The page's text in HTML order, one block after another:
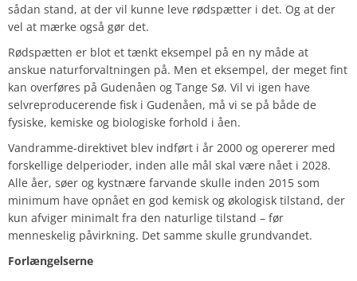
sådan stand, at der vil kunne leve rødspætter i det. Og at der
vel at mærke også gør det.
Rødspætten er blot et tænkt eksempel på en ny måde at
anskue naturforvaltningen på. Men et eksempel, der meget fint
kan overføres på Gudenåen og Tange Sø. Vil vi igen have
selvreproducerende fisk i Gudenåen, må vi se på både de
fysiske, kemiske og biologiske forhold i åen.
Vandramme-direktivet blev indført i år 2000 og opererer med
forskellige delperioder, inden alle mål skal være nået i 2028.
Alle åer, søer og kystnære farvande skulle inden 2015 som
minimum have opnået en god kemisk og økologisk tilstand, der
kun afviger minimalt fra den naturlige tilstand – før
menneskelig påvirkning. Det samme skulle grundvandet.
Forlængelserne